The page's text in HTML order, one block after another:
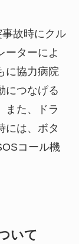
事故時にクル
ーターによ
に協力病院
につなげる
また、ドラ
には、ボタ
コール機
いて